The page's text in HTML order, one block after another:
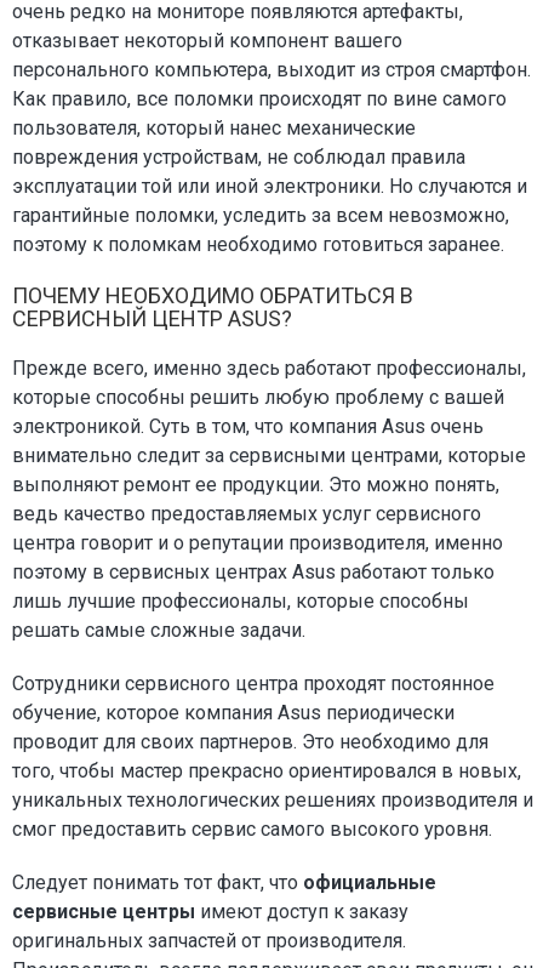
очень редко на мониторе появляются артефакты,
отказывает некоторый компонент вашего
персонального компьютера, выходит из строя смартфон.
Как правило, все поломки происходят по вине самого
пользователя, который нанес механические
повреждения устройствам, не соблюдал правила
эксплуатации той или иной электроники. Но случаются и
гарантийные поломки, уследить за всем невозможно,
поэтому к поломкам необходимо готовиться заранее.
ПОЧЕМУ НЕОБХОДИМО ОБРАТИТЬСЯ В
СЕРВИСНЫЙ ЦЕНТР ASUS?
Прежде всего, именно здесь работают профессионалы,
которые способны решить любую проблему с вашей
электроникой. Суть в том, что компания Asus очень
внимательно следит за сервисными центрами, которые
выполняют ремонт ее продукции. Это можно понять,
ведь качество предоставляемых услуг сервисного
центра говорит и о репутации производителя, именно
поэтому в сервисных центрах Asus работают только
лишь лучшие профессионалы, которые способны
решать самые сложные задачи.
Сотрудники сервисного центра проходят постоянное
обучение, которое компания Asus периодически
проводит для своих партнеров. Это необходимо для
того, чтобы мастер прекрасно ориентировался в новых,
уникальных технологических решениях производителя и
смог предоставить сервис самого высокого уровня.
Следует понимать тот факт, что официальные
сервисные центры имеют доступ к заказу
оригинальных запчастей от производителя.